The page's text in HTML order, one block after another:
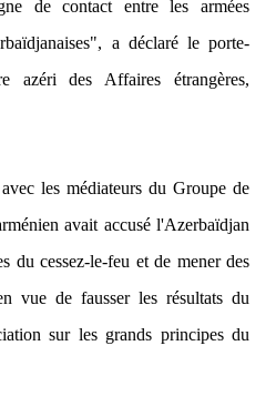
de contact entre les armées
a déclaré le porte-
azéri des Affaires étrangères,
les médiateurs du Groupe de
avait accusé l'Azerbaïdjan
du cessez-le-feu et de mener des
vue de fausser les résultats du
sur les grands principes du